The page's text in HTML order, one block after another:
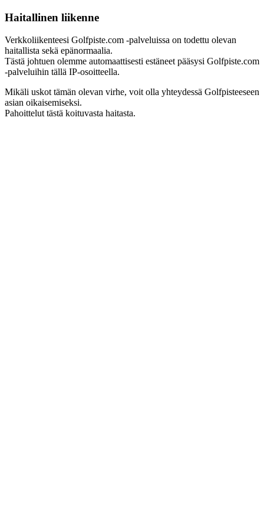
Haitallinen liikenne
Verkkoliikenteesi Golfpiste.com -palveluissa on todettu olevan
haitallista sekä epänormaalia.
Tästä johtuen olemme automaattisesti estäneet pääsysi Golfpiste.com
-palveluihin tällä IP-osoitteella.
Mikäli uskot tämän olevan virhe, voit olla yhteydessä Golfpisteeseen
asian oikaisemiseksi.
Pahoittelut tästä koituvasta haitasta.